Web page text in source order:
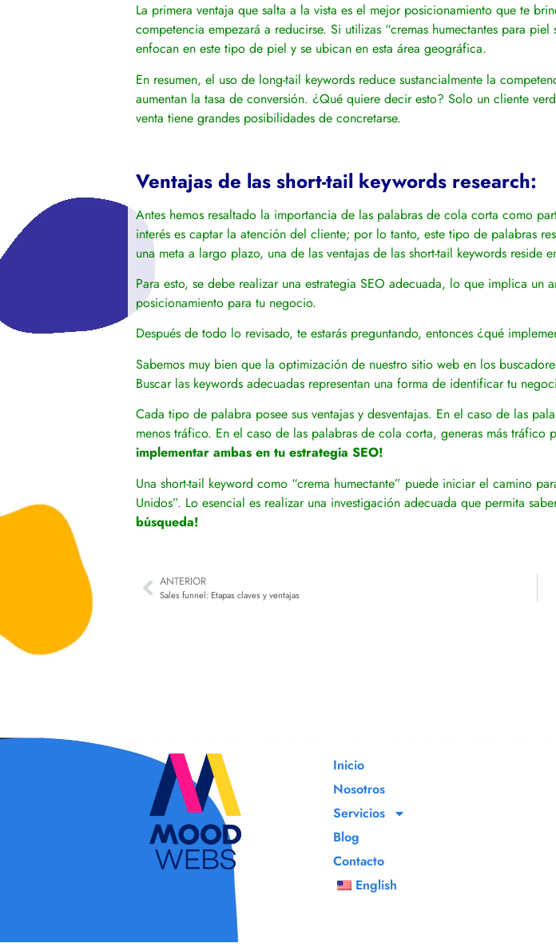
La primera ventaja que salta a la vista es el mejor posicionamiento que te
competencia empezará a reducirse. Si utilizas “cremas humectantes para
enfocan en este tipo de piel y se ubican en esta área geográfica.
En resumen, el uso de long-tail keywords reduce sustancialmente la
aumentan la tasa de conversión. ¿Qué quiere decir esto? Solo un cliente
venta tiene grandes posibilidades de concretarse.
Ventajas de las short-tail keywords research:
Antes hemos resaltado la importancia de las palabras de cola corta como
interés es captar la atención del cliente; por lo tanto, este tipo de palabras
una meta a largo plazo, una de las ventajas de las short-tail keywords
Para esto, se debe realizar una estrategia SEO adecuada, lo que implica
posicionamiento para tu negocio.
Después de todo lo revisado, te estarás preguntando, entonces ¿qué
Sabemos muy bien que la optimización de nuestro sitio web en los
Buscar las keywords adecuadas representan una forma de identificar tu
Cada tipo de palabra posee sus ventajas y desventajas. En el caso de las
menos tráfico. En el caso de las palabras de cola corta, generas más
implementar ambas en tu estrategia SEO!
Una short-tail keyword como “crema humectante” puede iniciar el camino
Unidos”. Lo esencial es realizar una investigación adecuada que permita
búsqueda!
ANTERIOR
Sales funnel: Etapas claves y ventajas
Inicio
Nosotros
Servicios
Blog
Contacto
English